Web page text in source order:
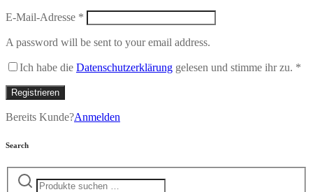
E-Mail-Adresse *
A password will be sent to your email address.
Ich habe die Datenschutzerklärung gelesen und stimme ihr zu. *
Registrieren
Bereits Kunde?Anmelden
Search
Suchen
nach: